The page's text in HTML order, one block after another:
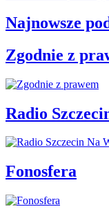
Najnowsze
Zgodnie z
Radio
Fonosfera